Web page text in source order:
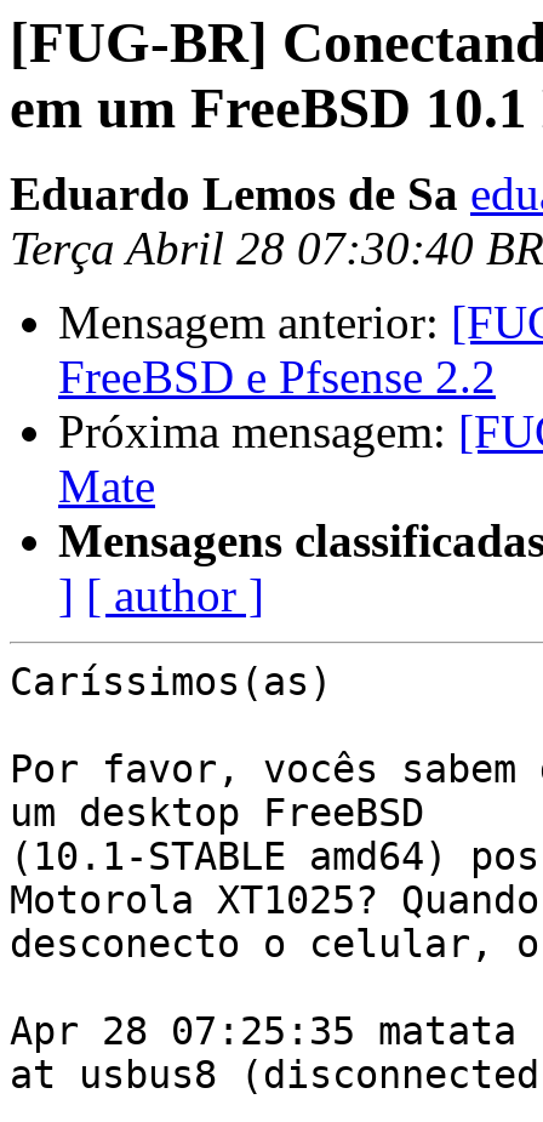
[FUG-BR]
em um FreeBSD
Eduardo Lemos de Sa
Terça Abril 28 07:30:40
Mensagem anterior:
FreeBSD e Pfsense 2.2
Próxima mensagem:
Mate
Mensagens
] [ author ]
Caríssimos(as)
Por favor, vocês
um desktop FreeBSD
(10.1-STABLE amd64)
Motorola XT1025?
desconecto o celular, o
Apr 28 07:25:35
at usbus8